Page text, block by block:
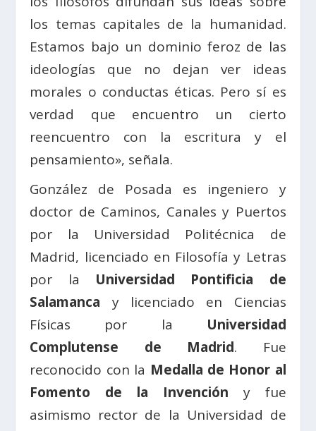
los temas capitales de la humanidad.
Estamos bajo un dominio feroz de las
ideologías que no dejan ver ideas
morales o conductas éticas. Pero sí es
verdad que encuentro un cierto
reencuentro con la escritura y el
pensamiento», señala.
González de Posada es ingeniero y
doctor de Caminos, Canales y Puertos
por la Universidad Politécnica de
Madrid, licenciado en Filosofía y Letras
por la Universidad Pontificia de
Salamanca y licenciado en Ciencias
Físicas por la Universidad
Complutense de Madrid. Fue
reconocido con la Medalla de Honor al
Fomento de la Invención y fue
asimismo rector de la Universidad de